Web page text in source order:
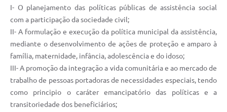
Carta de Serviços
Notícias
FAQ
ISSQNWEB/SIRA
I- O planejamento das políticas públicas de assistência social
com a participação da sociedade civil;
II- A formulação e execução da política municipal da assistência,
mediante o desenvolvimento de ações de proteção e amparo à
família, maternidade, infância, adolescência e do idoso;
III- A promoção da integração a vida comunitária e ao mercado de
trabalho de pessoas portadoras de necessidades especiais, tendo
como principio o caráter emancipatório das políticas e a
transitoriedade dos beneficiários;